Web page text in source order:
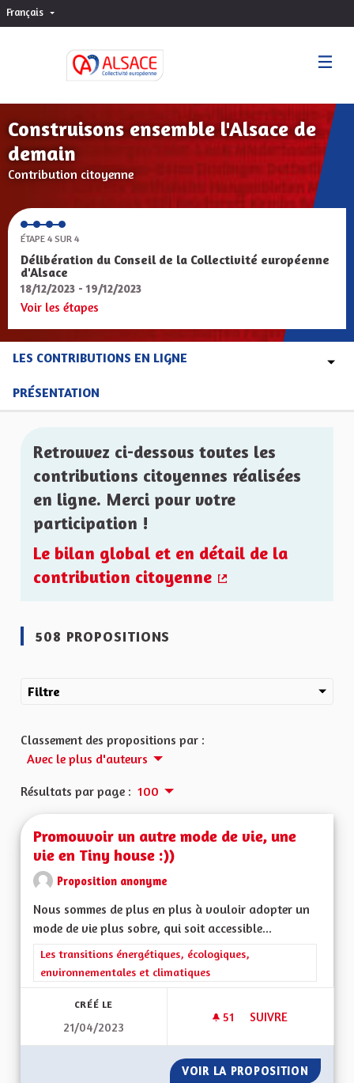
Français Choisir la langue
Construisons ensemble l'Alsace de
demain
Contribution citoyenne
ÉTAPE 4 SUR 4
Délibération du Conseil de la Collectivité européenne
d'Alsace
18/12/2023 - 19/12/2023
Voir les étapes
LES CONTRIBUTIONS EN LIGNE
PRÉSENTATION
Retrouvez ci-dessous toutes les
contributions citoyennes réalisées
en ligne. Merci pour votre
participation !
Le bilan global et en détail de la
contribution citoyenne
508 PROPOSITIONS
Filtre
Classement des propositions par :
Avec le plus d'auteurs
Résultats par page : 100
Promouvoir un autre mode de vie, une
vie en Tiny house :))
Proposition anonyme
Nous sommes de plus en plus à vouloir adopter un
mode de vie plus sobre, qui soit accessible...
Filtrer les résultats de la catégorie : Les transitions
Les transitions énergétiques, écologiques,
environnementales et climatiques
CRÉÉ LE
21/04/2023
51 51 ABONNÉS
SUIVRE
VOIR LA PROPOSITION